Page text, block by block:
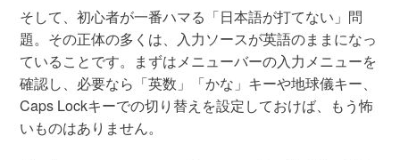
そして、初心者が一番ハマる「日本語が打てない」問
題。その正体の多くは、入力ソースが英語のままになっ
ていることです。まずはメニューバーの入力メニューを
確認し、必要なら「英数」「かな」キーや地球儀キー、
Caps Lockキーでの切り替えを設定しておけば、もう怖
いものはありません。